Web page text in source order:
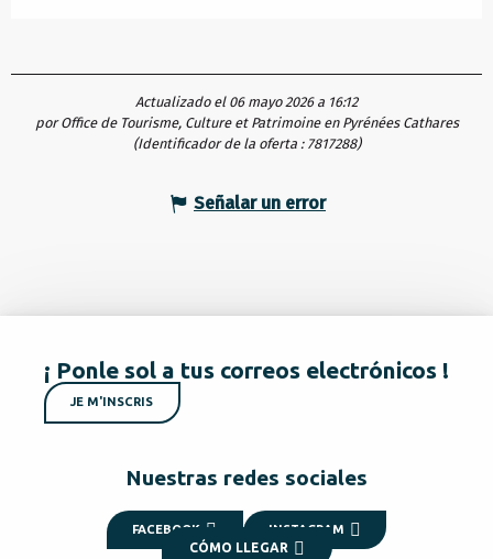
Actualizado el 06 mayo 2026 a 16:12
por Office de Tourisme, Culture et Patrimoine en Pyrénées Cathares
(Identificador de la oferta : 7817288)
Señalar un error
¡ Ponle sol a tus correos electrónicos !
JE M'INSCRIS
Nuestras redes sociales
FACEBOOK INSTAGRAM
CÓMO LLEGAR